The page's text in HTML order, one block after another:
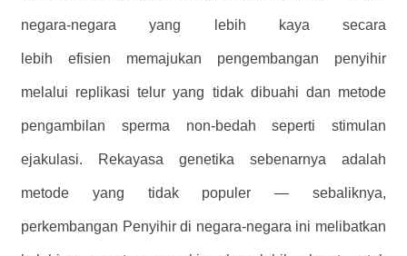
negara-negara yang lebih kaya secara
lebih efisien memajukan pengembangan penyihir
melalui replikasi telur yang tidak dibuahi dan metode
pengambilan sperma non-bedah seperti stimulan
ejakulasi. Rekayasa genetika sebenarnya adalah
metode yang tidak populer — sebaliknya,
perkembangan Penyihir di negara-negara ini melibatkan